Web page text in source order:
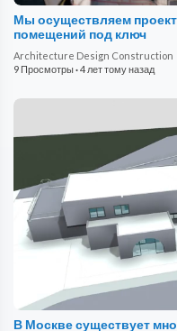
Мы осуществляем
помещений под ключ
Architecture Design Construction
9 Просмотры·4 лет тому назад
В Москве существует